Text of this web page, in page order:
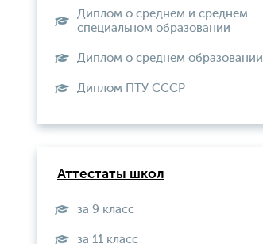
Диплом о среднем и среднем
специальном образовании
Диплом о среднем образовании
Диплом ПТУ СССР
Аттестаты школ
за 9 класс
за 11 класс